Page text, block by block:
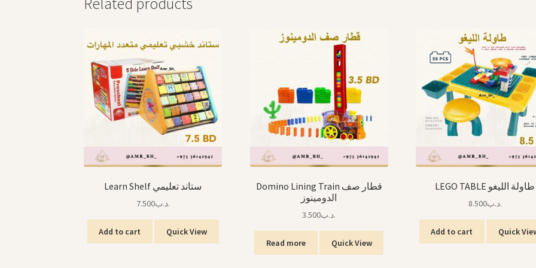
Learn Shelf ستاند تعليمي
.د.ب7.500
Add to cart Quick View
Domino Lining Train قطار صف
الدومينوز
.د.ب3.500
Read more Quick View
LEGO TABLE طاولة الليغو
.د.ب8.500
Add to cart Quick